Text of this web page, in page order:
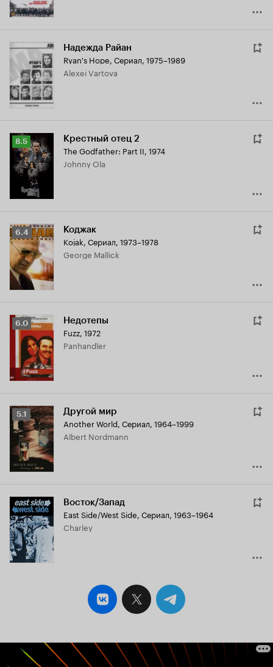
Надежда Райан
Ryan's Hope, Сериал, 1975–1989
Alexei Vartova
Рейтинг
Кинопоиска
8.5
8.5 Крестный отец 2
The Godfather: Part II, 1974
Johnny Ola
Рейтинг
Кинопоиска
6.4
6.4 Коджак
Kojak, Сериал, 1973–1978
George Mallick
Рейтинг
Кинопоиска
6.0
6.0 Недотепы
Fuzz, 1972
Panhandler
Рейтинг
Кинопоиска
5.1
5.1 Другой мир
Another World, Сериал, 1964–1999
Albert Nordmann
Восток/Запад
East Side/West Side, Сериал, 1963–1964
Charley